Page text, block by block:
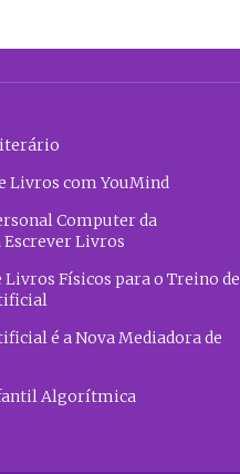
Livros com YouMind
Computer da
Livros
Livros Físicos para o Treino de
é a Nova Mediadora de
Algorítmica